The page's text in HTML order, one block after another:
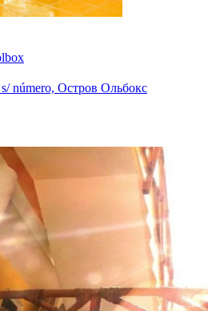
número, Остров Ольбокс